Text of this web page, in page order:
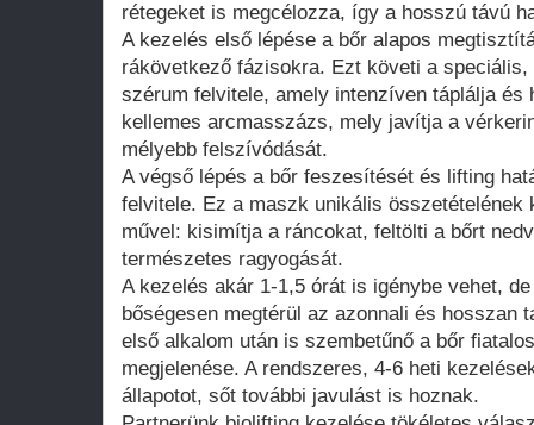
rétegeket is megcélozza, így a hosszú távú
A kezelés első lépése a bőr alapos
rákövetkező fázisokra. Ezt követi a
szérum felvitele, amely intenzíven táplálja és
kellemes arcmasszázs, mely javítja a
mélyebb felszívódását.
A végső lépés a bőr feszesítését és lifting
felvitele. Ez a maszk unikális összetételének
művel: kisimítja a ráncokat, feltölti a bőrt
természetes ragyogását.
A kezelés akár 1-1,5 órát is igénybe vehet,
bőségesen megtérül az azonnali és hosszan
első alkalom után is szembetűnő a bőr
megjelenése. A rendszeres, 4-6 heti
állapotot, sőt további javulást is hoznak.